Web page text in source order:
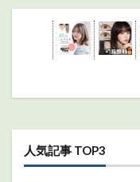
人気記事 TOP3